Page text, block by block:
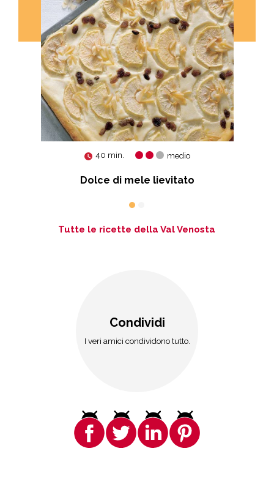
40 min. medio
Dolce di mele lievitato
Tutte le ricette della Val Venosta
Condividi
I veri amici condividono tutto.